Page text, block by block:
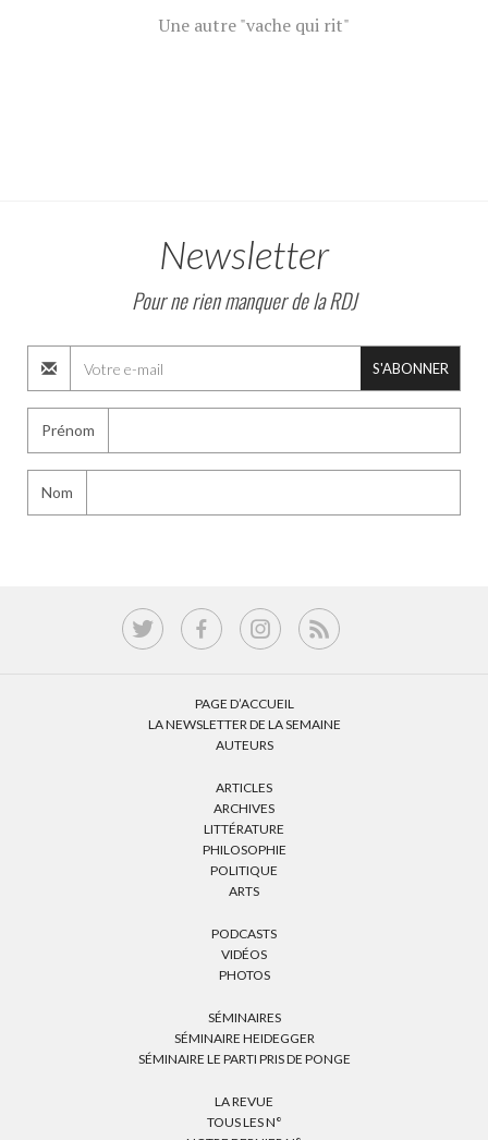
Une autre "vache qui rit"
Newsletter
Pour ne rien manquer de la RDJ
S'ABONNER
Prénom
Nom
PAGE D’ACCUEIL
LA NEWSLETTER DE LA SEMAINE
AUTEURS
ARTICLES
ARCHIVES
LITTÉRATURE
PHILOSOPHIE
POLITIQUE
ARTS
PODCASTS
VIDÉOS
PHOTOS
SÉMINAIRES
SÉMINAIRE HEIDEGGER
SÉMINAIRE LE PARTI PRIS DE PONGE
LA REVUE
TOUS LES N°